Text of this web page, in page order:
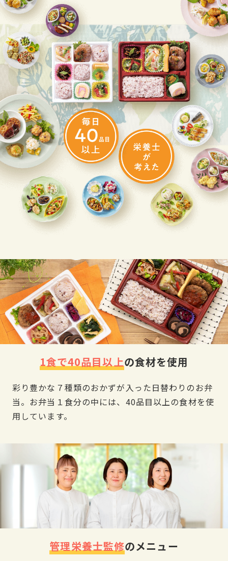
1食で40品目以上の食材を使用
彩り豊かな７種類のおかずが入った日替わりのお弁
当。お弁当１食分の中には、40品目以上の食材を使
用しています。
管理栄養士監修のメニュー